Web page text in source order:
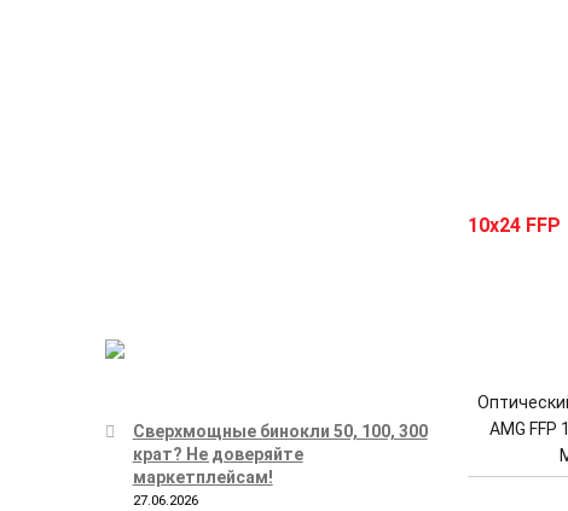
Сверхмощные бинокли 50, 100, 300
крат? Не доверяйте
маркетплейсам!
27.06.2026
AMG FFP